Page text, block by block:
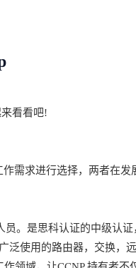
看看吧!
求进行选择，两者在发
是思科认证的中级认证
使用的路由器，交换，